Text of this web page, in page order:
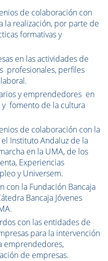
de colaboración con
la realización, por parte de
formativas y
en las actividades de
profesionales, perfiles
y emprendedores en
fomento de la cultura
de colaboración con la
Instituto Andaluz de la
en la UMA, de los
Experiencias
y Universem.
con la Fundación Bancaja
Bancaja Jóvenes
con las entidades de
para la intervención
emprendedores,
de empresas.